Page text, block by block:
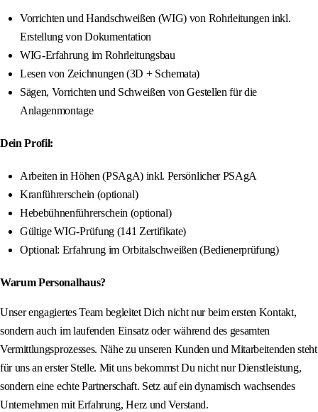
Vorrichten und Handschweißen (WIG) von Rohrleitungen inkl.
Erstellung von Dokumentation
WIG-Erfahrung im Rohrleitungsbau
Lesen von Zeichnungen (3D + Schemata)
Sägen, Vorrichten und Schweißen von Gestellen für die
Anlagenmontage
Dein Profil:
Arbeiten in Höhen (PSAgA) inkl. Persönlicher PSAgA
Kranführerschein (optional)
Hebebühnenführerschein (optional)
Gültige WIG-Prüfung (141 Zertifikate)
Optional: Erfahrung im Orbitalschweißen (Bedienerprüfung)
Warum Personalhaus?
Unser engagiertes Team begleitet Dich nicht nur beim ersten Kontakt,
sondern auch im laufenden Einsatz oder während des gesamten
Vermittlungsprozesses. Nähe zu unseren Kunden und Mitarbeitenden steht
für uns an erster Stelle. Mit uns bekommst Du nicht nur Dienstleistung,
sondern eine echte Partnerschaft. Setz auf ein dynamisch wachsendes
Unternehmen mit Erfahrung, Herz und Verstand.